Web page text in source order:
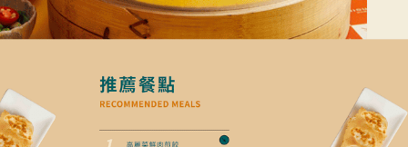
參考網站
請簡述您的需求